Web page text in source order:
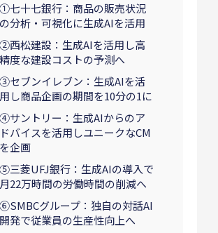
①七十七銀行：商品の販売状況
の分析・可視化に生成AIを活用
②西松建設：生成AIを活用し高
精度な建設コストの予測へ
③セブンイレブン：生成AIを活
用し商品企画の期間を10分の1に
④サントリー：生成AIからのア
ドバイスを活用しユニークなCM
を企画
⑤三菱UFJ銀行：生成AIの導入で
月22万時間の労働時間の削減へ
⑥SMBCグループ：独自の対話AI
開発で従業員の生産性向上へ